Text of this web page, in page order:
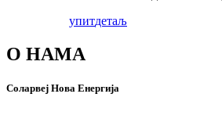
упитдетаљ
О НАМА
Соларвеј Нова Енергија